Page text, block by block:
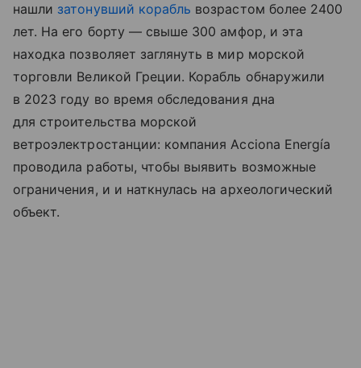
нашли затонувший корабль возрастом более 2400
лет. На его борту — свыше 300 амфор, и эта
находка позволяет заглянуть в мир морской
торговли Великой Греции. Корабль обнаружили
в 2023 году во время обследования дна
для строительства морской
ветроэлектростанции: компания Acciona Energía
проводила работы, чтобы выявить возможные
ограничения, и и наткнулась на археологический
объект.